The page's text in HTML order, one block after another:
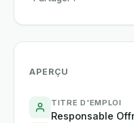
APERÇU
TITRE D'EMPLOI
Responsable